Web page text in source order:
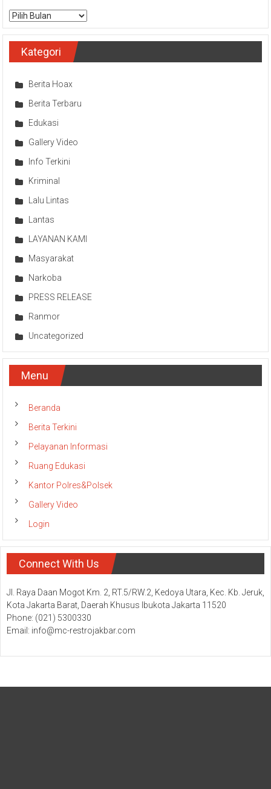
Arsip
Kategori
Berita Hoax
Berita Terbaru
Edukasi
Gallery Video
Info Terkini
Kriminal
Lalu Lintas
Lantas
LAYANAN KAMI
Masyarakat
Narkoba
PRESS RELEASE
Ranmor
Uncategorized
Menu
Beranda
Berita Terkini
Pelayanan Informasi
Ruang Edukasi
Kantor Polres&Polsek
Gallery Video
Login
Connect With Us
Jl. Raya Daan Mogot Km. 2, RT.5/RW.2, Kedoya Utara, Kec. Kb. Jeruk,
Kota Jakarta Barat, Daerah Khusus Ibukota Jakarta 11520
Phone: (021) 5300330
Email: info@mc-restrojakbar.com